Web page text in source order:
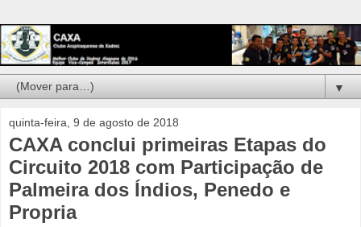
▼
quinta-feira, 9 de agosto de 2018
CAXA conclui primeiras Etapas do
Circuito 2018 com Participação de
Palmeira dos Índios, Penedo e
Propria